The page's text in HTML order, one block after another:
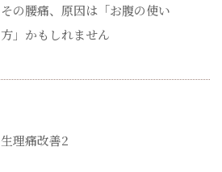
その腰痛、原因は「お腹の使い
方」かもしれません
生理痛改善2